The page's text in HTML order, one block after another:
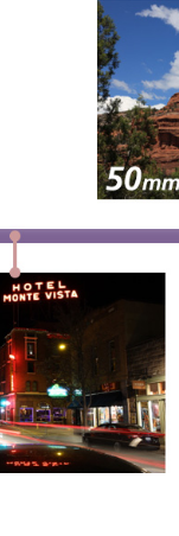
拍摄人物半身像
使人物在背景衬
导入UD（超低色
想要尽量提高快
光度下可以定格
到中
中使用频率最高
夜景、街拍、美